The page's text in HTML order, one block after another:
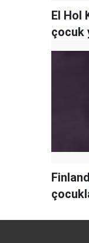
El Hol
çocuk